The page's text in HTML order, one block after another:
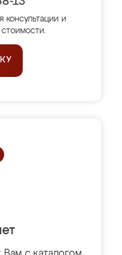
консультации и